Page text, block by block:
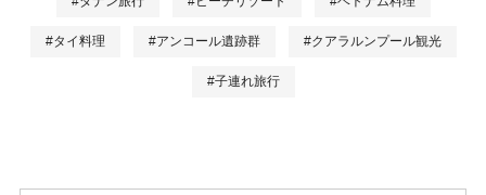
#タイ料理 #アンコール遺跡群 #クアラルンプール観光
#子連れ旅行